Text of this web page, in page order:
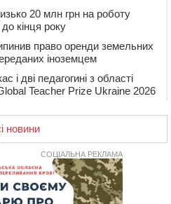
20 млн грн на роботу
кінця року
право оренди земельних
іноземцем
і дві педагогині з області
Teacher Prize Ukraine 2026
табору для людей поважного
мати хворого на
із Драбівщини просить
дороговартісні ліки
новини
СОЦІАЛЬНА РЕКЛАМА